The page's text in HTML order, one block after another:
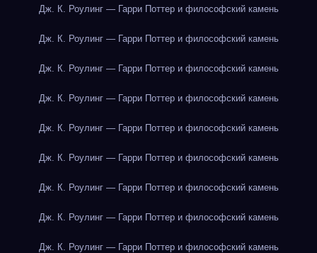
Дж. К. Роулинг — Гарри Поттер и философский камень
Дж. К. Роулинг — Гарри Поттер и философский камень
Дж. К. Роулинг — Гарри Поттер и философский камень
Дж. К. Роулинг — Гарри Поттер и философский камень
Дж. К. Роулинг — Гарри Поттер и философский камень
Дж. К. Роулинг — Гарри Поттер и философский камень
Дж. К. Роулинг — Гарри Поттер и философский камень
Дж. К. Роулинг — Гарри Поттер и философский камень
Дж. К. Роулинг — Гарри Поттер и философский камень